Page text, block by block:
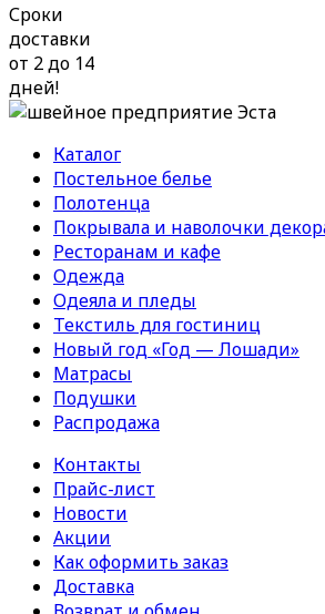
Сроки
доставки
от 2 до 14
дней!
Каталог
Постельное белье
Полотенца
Покрывала и наволочки
Ресторанам и кафе
Одежда
Одеяла и пледы
Текстиль для гостиниц
Новый год «Год — Лошади»
Матрасы
Подушки
Распродажа
Контакты
Прайс-лист
Новости
Акции
Как оформить заказ
Доставка